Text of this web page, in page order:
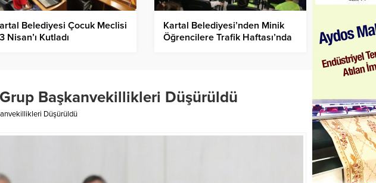
Belediyesi Çocuk Meclisi
Nisan’ı Kutladı
Kartal Belediyesi’nden Minik
Öğrencilere Trafik Haftası’nda
Grup Başkanvekillikleri Düşürüldü
Düşürüldü